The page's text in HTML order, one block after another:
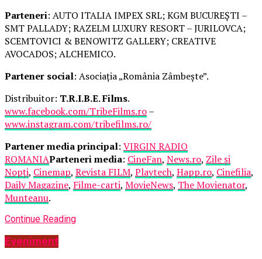
Parteneri: AUTO ITALIA IMPEX SRL; KGM BUCUREȘTI –
SMT PALLADY; RAZELM LUXURY RESORT – JURILOVCA;
SCEMTOVICI & BENOWITZ GALLERY; CREATIVE
AVOCADOS; ALCHEMICO.
Partener social: Asociația „România Zâmbește”.
Distribuitor: T.R.I.B.E. Films.
www.facebook.com/TribeFilms.ro–
www.instagram.com/tribefilms.ro/
Partener media principal: VIRGIN RADIO
ROMANIAParteneri media: CineFan, News.ro, Zile și
Nopți, Cinemap, Revista FILM, Playtech, Happ.ro, Cinefilia,
Daily Magazine, Filme-carti, MovieNews, The Movienator,
Munteanu.
Continue Reading
Eveniment